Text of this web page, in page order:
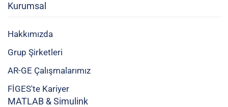
Kurumsal
Hakkımızda
Grup Şirketleri
AR-GE Çalışmalarımız
FİGES'te Kariyer
MATLAB & Simulink